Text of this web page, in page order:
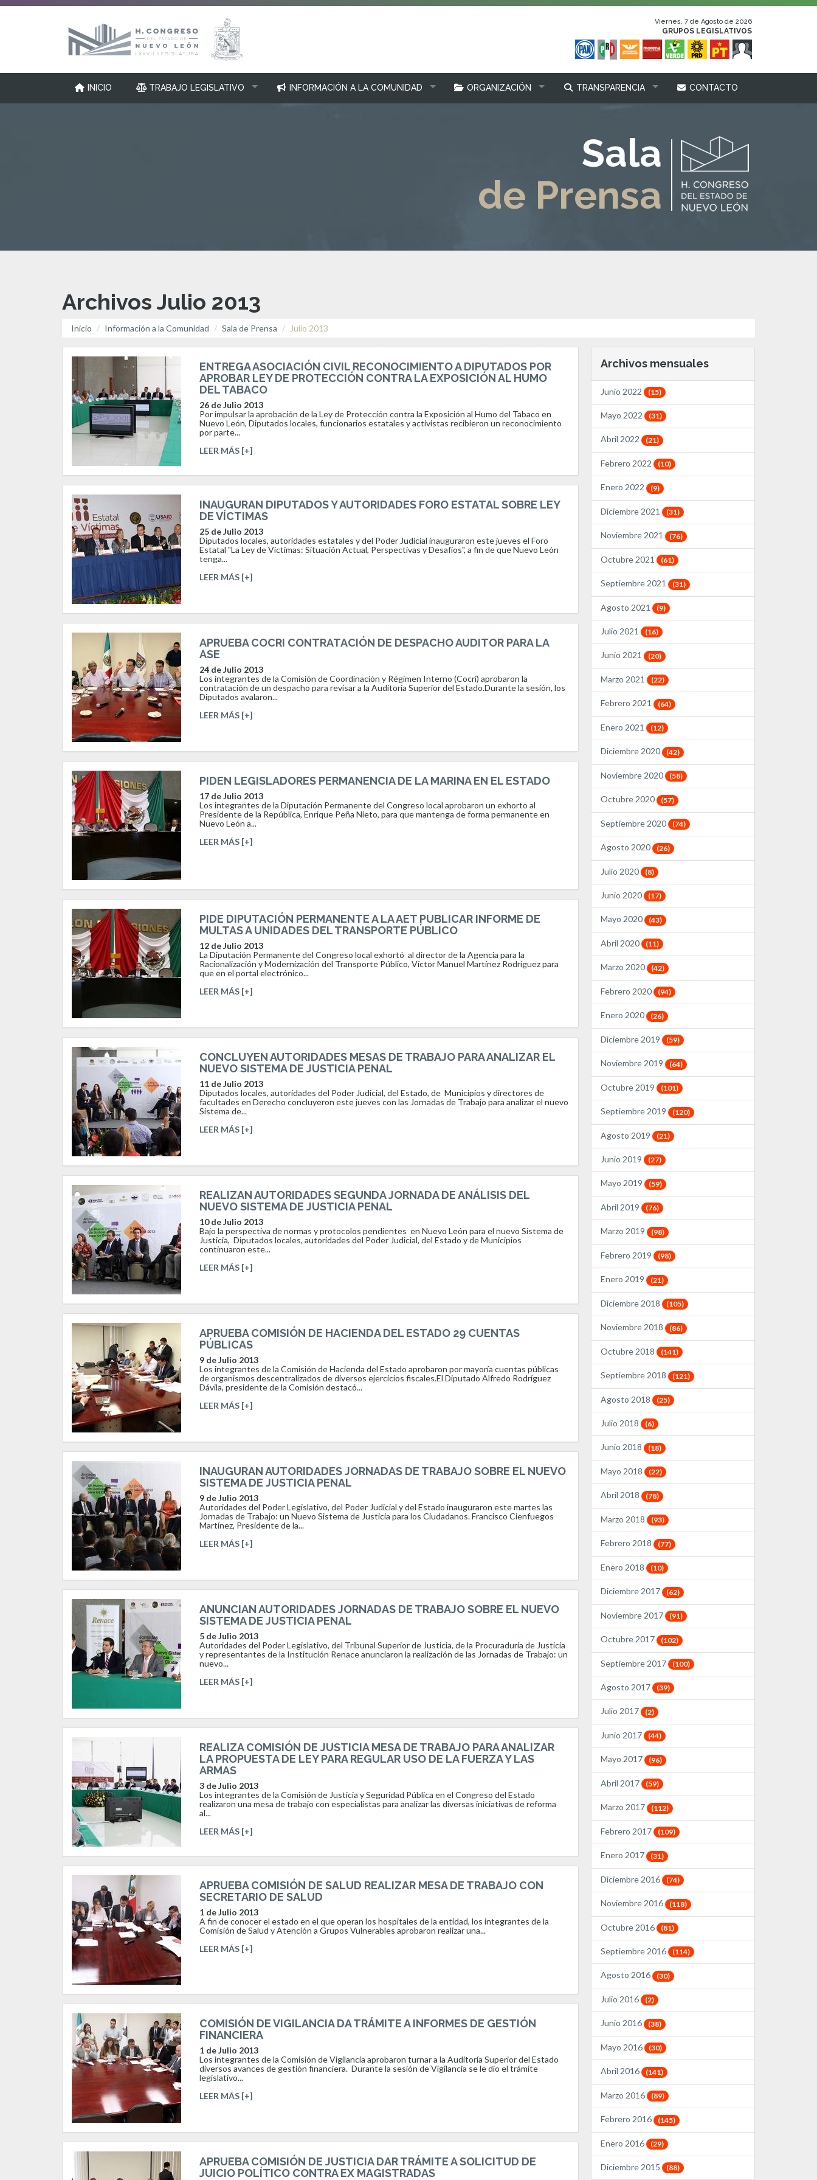
Viernes, 7 de Agosto de 2026
GRUPOS LEGISLATIVOS
INICIO TRABAJO LEGISLATIVO INFORMACIÓN A LA COMUNIDAD ORGANIZACIÓN TRANSPARENCIA CONTACTO
Sala
de Prensa
Archivos Julio 2013
Inicio Información a la Comunidad Sala de Prensa Julio 2013
ENTREGA ASOCIACIÓN CIVIL RECONOCIMIENTO A DIPUTADOS POR
APROBAR LEY DE PROTECCIÓN CONTRA LA EXPOSICIÓN AL HUMO
DEL TABACO
26 de Julio 2013
Por impulsar la aprobación de la Ley de Protección contra la Exposición al Humo del Tabaco en
Nuevo León, Diputados locales, funcionarios estatales y activistas recibieron un reconocimiento
por parte...
LEER MÁS [+]
INAUGURAN DIPUTADOS Y AUTORIDADES FORO ESTATAL SOBRE LEY
DE VÍCTIMAS
25 de Julio 2013
Diputados locales, autoridades estatales y del Poder Judicial inauguraron este jueves el Foro
Estatal "La Ley de Víctimas: Situación Actual, Perspectivas y Desafíos", a fin de que Nuevo León
tenga...
LEER MÁS [+]
APRUEBA COCRI CONTRATACIÓN DE DESPACHO AUDITOR PARA LA
ASE
24 de Julio 2013
Los integrantes de la Comisión de Coordinación y Régimen Interno (Cocri) aprobaron la
contratación de un despacho para revisar a la Auditoría Superior del Estado.Durante la sesión, los
Diputados avalaron...
LEER MÁS [+]
PIDEN LEGISLADORES PERMANENCIA DE LA MARINA EN EL ESTADO
17 de Julio 2013
Los integrantes de la Diputación Permanente del Congreso local aprobaron un exhorto al
Presidente de la República, Enrique Peña Nieto, para que mantenga de forma permanente en
Nuevo León a...
LEER MÁS [+]
PIDE DIPUTACIÓN PERMANENTE A LA AET PUBLICAR INFORME DE
MULTAS A UNIDADES DEL TRANSPORTE PÚBLICO
12 de Julio 2013
La Diputación Permanente del Congreso local exhortó al director de la Agencia para la
Racionalización y Modernización del Transporte Público, Víctor Manuel Martínez Rodríguez para
que en el portal electrónico...
LEER MÁS [+]
CONCLUYEN AUTORIDADES MESAS DE TRABAJO PARA ANALIZAR EL
NUEVO SISTEMA DE JUSTICIA PENAL
11 de Julio 2013
Diputados locales, autoridades del Poder Judicial, del Estado, de Municipios y directores de
facultades en Derecho concluyeron este jueves con las Jornadas de Trabajo para analizar el nuevo
Sistema de...
LEER MÁS [+]
REALIZAN AUTORIDADES SEGUNDA JORNADA DE ANÁLISIS DEL
NUEVO SISTEMA DE JUSTICIA PENAL
10 de Julio 2013
Bajo la perspectiva de normas y protocolos pendientes en Nuevo León para el nuevo Sistema de
Justicia, Diputados locales, autoridades del Poder Judicial, del Estado y de Municipios
continuaron este...
LEER MÁS [+]
APRUEBA COMISIÓN DE HACIENDA DEL ESTADO 29 CUENTAS
PÚBLICAS
9 de Julio 2013
Los integrantes de la Comisión de Hacienda del Estado aprobaron por mayoría cuentas públicas
de organismos descentralizados de diversos ejercicios fiscales.El Diputado Alfredo Rodríguez
Dávila, presidente de la Comisión destacó...
LEER MÁS [+]
INAUGURAN AUTORIDADES JORNADAS DE TRABAJO SOBRE EL NUEVO
SISTEMA DE JUSTICIA PENAL
9 de Julio 2013
Autoridades del Poder Legislativo, del Poder Judicial y del Estado inauguraron este martes las
Jornadas de Trabajo: un Nuevo Sistema de Justicia para los Ciudadanos. Francisco Cienfuegos
Martínez, Presidente de la...
LEER MÁS [+]
ANUNCIAN AUTORIDADES JORNADAS DE TRABAJO SOBRE EL NUEVO
SISTEMA DE JUSTICIA PENAL
5 de Julio 2013
Autoridades del Poder Legislativo, del Tribunal Superior de Justicia, de la Procuraduría de Justicia
y representantes de la Institución Renace anunciaron la realización de las Jornadas de Trabajo: un
nuevo...
LEER MÁS [+]
REALIZA COMISIÓN DE JUSTICIA MESA DE TRABAJO PARA ANALIZAR
LA PROPUESTA DE LEY PARA REGULAR USO DE LA FUERZA Y LAS
ARMAS
3 de Julio 2013
Los integrantes de la Comisión de Justicia y Seguridad Pública en el Congreso del Estado
realizaron una mesa de trabajo con especialistas para analizar las diversas iniciativas de reforma
al...
LEER MÁS [+]
APRUEBA COMISIÓN DE SALUD REALIZAR MESA DE TRABAJO CON
SECRETARIO DE SALUD
1 de Julio 2013
A fin de conocer el estado en el que operan los hospitales de la entidad, los integrantes de la
Comisión de Salud y Atención a Grupos Vulnerables aprobaron realizar una...
LEER MÁS [+]
COMISIÓN DE VIGILANCIA DA TRÁMITE A INFORMES DE GESTIÓN
FINANCIERA
1 de Julio 2013
Los integrantes de la Comisión de Vigilancia aprobaron turnar a la Auditoría Superior del Estado
diversos avances de gestión financiera. Durante la sesión de Vigilancia se le dio el trámite
legislativo...
LEER MÁS [+]
APRUEBA COMISIÓN DE JUSTICIA DAR TRÁMITE A SOLICITUD DE
JUICIO POLÍTICO CONTRA EX MAGISTRADAS
Archivos mensuales
Junio 2022 (15)
Mayo 2022 (31)
Abril 2022 (21)
Febrero 2022 (10)
Enero 2022 (9)
Diciembre 2021 (31)
Noviembre 2021 (76)
Octubre 2021 (61)
Septiembre 2021 (31)
Agosto 2021 (9)
Julio 2021 (16)
Junio 2021 (20)
Marzo 2021 (22)
Febrero 2021 (64)
Enero 2021 (12)
Diciembre 2020 (42)
Noviembre 2020 (58)
Octubre 2020 (57)
Septiembre 2020 (74)
Agosto 2020 (26)
Julio 2020 (8)
Junio 2020 (17)
Mayo 2020 (43)
Abril 2020 (11)
Marzo 2020 (42)
Febrero 2020 (94)
Enero 2020 (26)
Diciembre 2019 (59)
Noviembre 2019 (64)
Octubre 2019 (101)
Septiembre 2019 (120)
Agosto 2019 (21)
Junio 2019 (27)
Mayo 2019 (59)
Abril 2019 (76)
Marzo 2019 (98)
Febrero 2019 (98)
Enero 2019 (21)
Diciembre 2018 (105)
Noviembre 2018 (86)
Octubre 2018 (141)
Septiembre 2018 (121)
Agosto 2018 (25)
Julio 2018 (6)
Junio 2018 (18)
Mayo 2018 (22)
Abril 2018 (78)
Marzo 2018 (93)
Febrero 2018 (77)
Enero 2018 (10)
Diciembre 2017 (62)
Noviembre 2017 (91)
Octubre 2017 (102)
Septiembre 2017 (100)
Agosto 2017 (39)
Julio 2017 (2)
Junio 2017 (44)
Mayo 2017 (96)
Abril 2017 (59)
Marzo 2017 (112)
Febrero 2017 (109)
Enero 2017 (31)
Diciembre 2016 (74)
Noviembre 2016 (118)
Octubre 2016 (81)
Septiembre 2016 (114)
Agosto 2016 (30)
Julio 2016 (2)
Junio 2016 (38)
Mayo 2016 (30)
Abril 2016 (141)
Marzo 2016 (89)
Febrero 2016 (145)
Enero 2016 (29)
Diciembre 2015 (88)